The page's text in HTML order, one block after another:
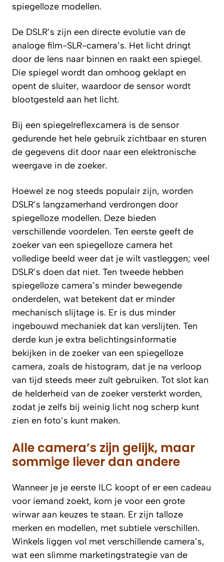
spiegelloze modellen.
De DSLR’s zijn een directe evolutie van de
analoge film-SLR-camera’s. Het licht dringt
door de lens naar binnen en raakt een spiegel.
Die spiegel wordt dan omhoog geklapt en
opent de sluiter, waardoor de sensor wordt
blootgesteld aan het licht.
Bij een spiegelreflexcamera is de sensor
gedurende het hele gebruik zichtbaar en sturen
de gegevens dit door naar een elektronische
weergave in de zoeker.
Hoewel ze nog steeds populair zijn, worden
DSLR’s langzamerhand verdrongen door
spiegelloze modellen. Deze bieden
verschillende voordelen. Ten eerste geeft de
zoeker van een spiegelloze camera het
volledige beeld weer dat je wilt vastleggen; veel
DSLR’s doen dat niet. Ten tweede hebben
spiegelloze camera’s minder bewegende
onderdelen, wat betekent dat er minder
mechanisch slijtage is. Er is dus minder
ingebouwd mechaniek dat kan verslijten. Ten
derde kun je extra belichtingsinformatie
bekijken in de zoeker van een spiegelloze
camera, zoals de histogram, dat je na verloop
van tijd steeds meer zult gebruiken. Tot slot kan
de helderheid van de zoeker versterkt worden,
zodat je zelfs bij weinig licht nog scherp kunt
zien en foto’s kunt maken.
Alle camera’s zijn gelijk, maar
sommige liever dan andere
Wanneer je je eerste ILC koopt of er een cadeau
voor iemand zoekt, kom je voor een grote
wirwar aan keuzes te staan. Er zijn talloze
merken en modellen, met subtiele verschillen.
Winkels liggen vol met verschillende camera’s,
wat een slimme marketingstrategie van de